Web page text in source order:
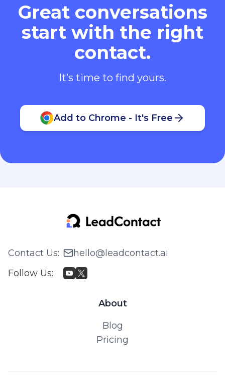
Great conversations
start with the right
contact.
It’s time to find yours.
Add to Chrome - It's Free
Contact Us:
hello@leadcontact.ai
Follow Us:
About
Blog
Pricing